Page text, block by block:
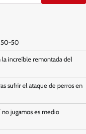
50-50
la increíble remontada del
sufrir el ataque de perros en
no jugamos es medio